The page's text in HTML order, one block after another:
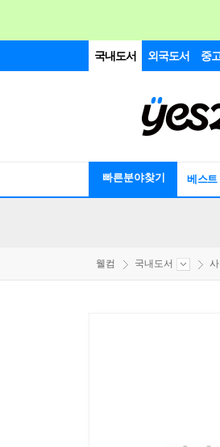
국내도서 외국도서 중
빠른분야찾기 베스트
웰컴 국내도서